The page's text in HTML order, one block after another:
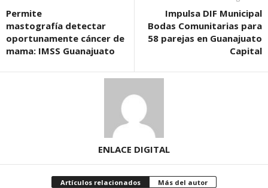
Permite
mastografía detectar
oportunamente cáncer de
mama: IMSS Guanajuato
Impulsa DIF Municipal
Bodas Comunitarias para
58 parejas en Guanajuato
Capital
ENLACE DIGITAL
Artículos relacionados Más del autor